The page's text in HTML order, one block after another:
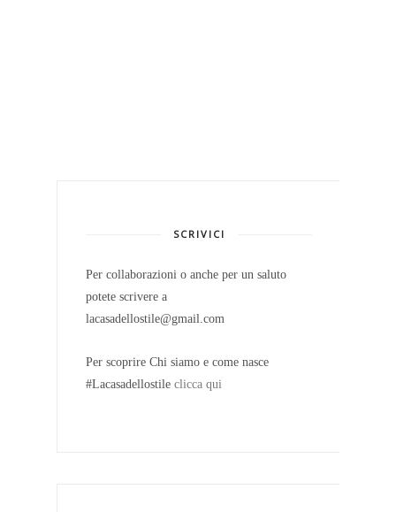
SCRIVICI
Per collaborazioni o anche per un saluto
potete scrivere a
lacasadellostile@gmail.com
Per scoprire Chi siamo e come nasce
#Lacasadellostile clicca qui